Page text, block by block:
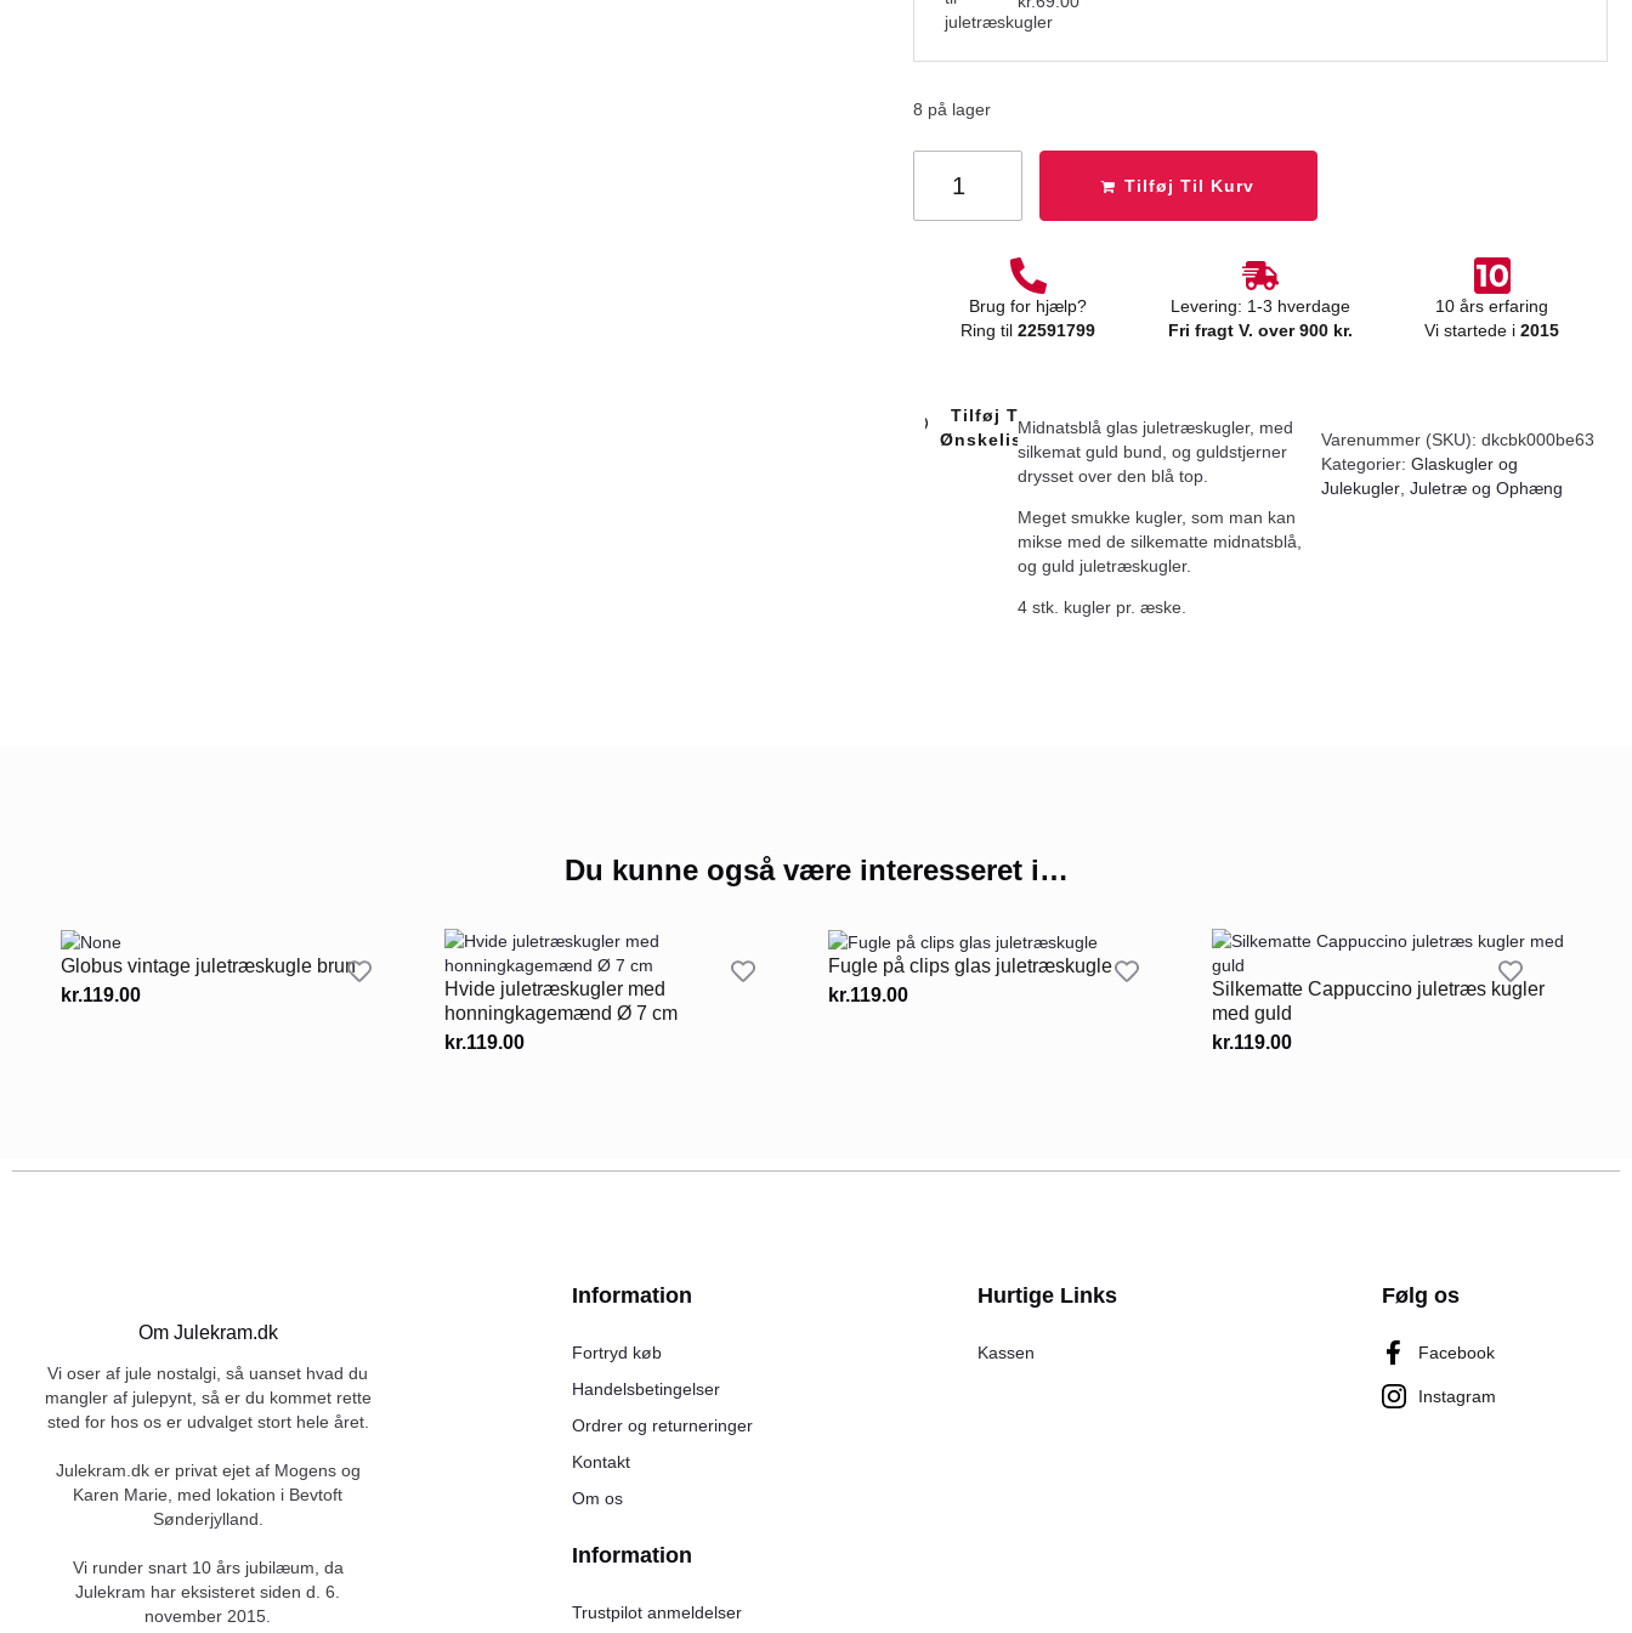
8 på lager
Tilføj Til Kurv
Brug for hjælp?
Ring til22591799
Levering: 1-3 hverdage
Fri fragt V. over 900 kr.
10 års erfaring
Vi startede i2015
Tilføj Til
Ønskeliste
Midnatsblå glas juletræskugler, med
silkemat guld bund, og guldstjerner
drysset over den blå top.
Meget smukke kugler, som man kan
mikse med de silkematte midnatsblå,
og guld juletræskugler.
4 stk. kugler pr. æske.
Varenummer (SKU):dkcbk000be63
Kategorier:Glaskugler og
Julekugler ,Juletræ og Ophæng
Du kunne også være interesseret i…
Globus vintage juletræskugle brun
kr.119.00
Hvide juletræskugler med
honningkagemænd Ø 7 cm
kr.119.00
Fugle på clips glas juletræskugle
kr.119.00
Silkematte Cappuccino juletræs kugler
med guld
kr.119.00
Om Julekram.dk
Vi oser af jule nostalgi, så uanset hvad du
mangler af julepynt, så er du kommet rette
sted for hos os er udvalget stort hele året.
Julekram.dk er privat ejet af Mogens og
Karen Marie, med lokation i Bevtoft
Sønderjylland.
Vi runder snart 10 års jubilæum, da
Julekram har eksisteret siden d. 6.
november 2015.
Information
Fortryd køb
Handelsbetingelser
Ordrer og returneringer
Kontakt
Om os
Information
Trustpilot anmeldelser
Hurtige Links
Kassen
Følg os
Facebook
Instagram